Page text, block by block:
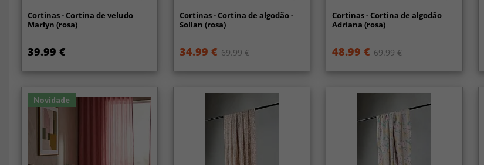
Cortinas - Cortina de veludo
Marlyn (rosa)
39.99 €
Cortinas - Cortina de algodão -
Sollan (rosa)
34.99 € 69.99 €
Cortinas - Cortina de algodão
Adriana (rosa)
48.99 € 69.99 €
Novidade